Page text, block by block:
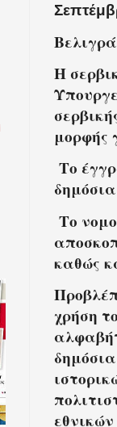
Η
μορφής
Το
Το
καθώς
χρήση